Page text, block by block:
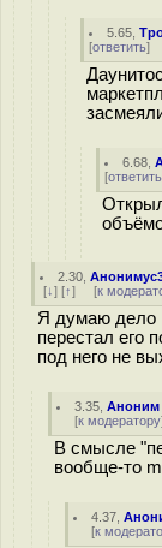
5.65 ,
[ответить]
6.68 ,
[ответить
2.30 ,
[↓] [↑] [к
Я думаю дело
перестал его
под него не
3.35 ,Аноним
[к модератору
В смысле
вообще-то
4.37 ,
[к